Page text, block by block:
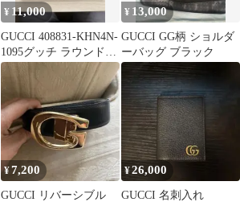
¥ 11,000
GUCCI 408831-KHN4N-
1095グッチ ラウンドフ
ァスナー長財布
¥ 13,000
GUCCI GG柄 ショルダ
ーバッグ ブラック
¥7,200
GUCCI リバーシブル
¥26,000
GUCCI 名刺入れ